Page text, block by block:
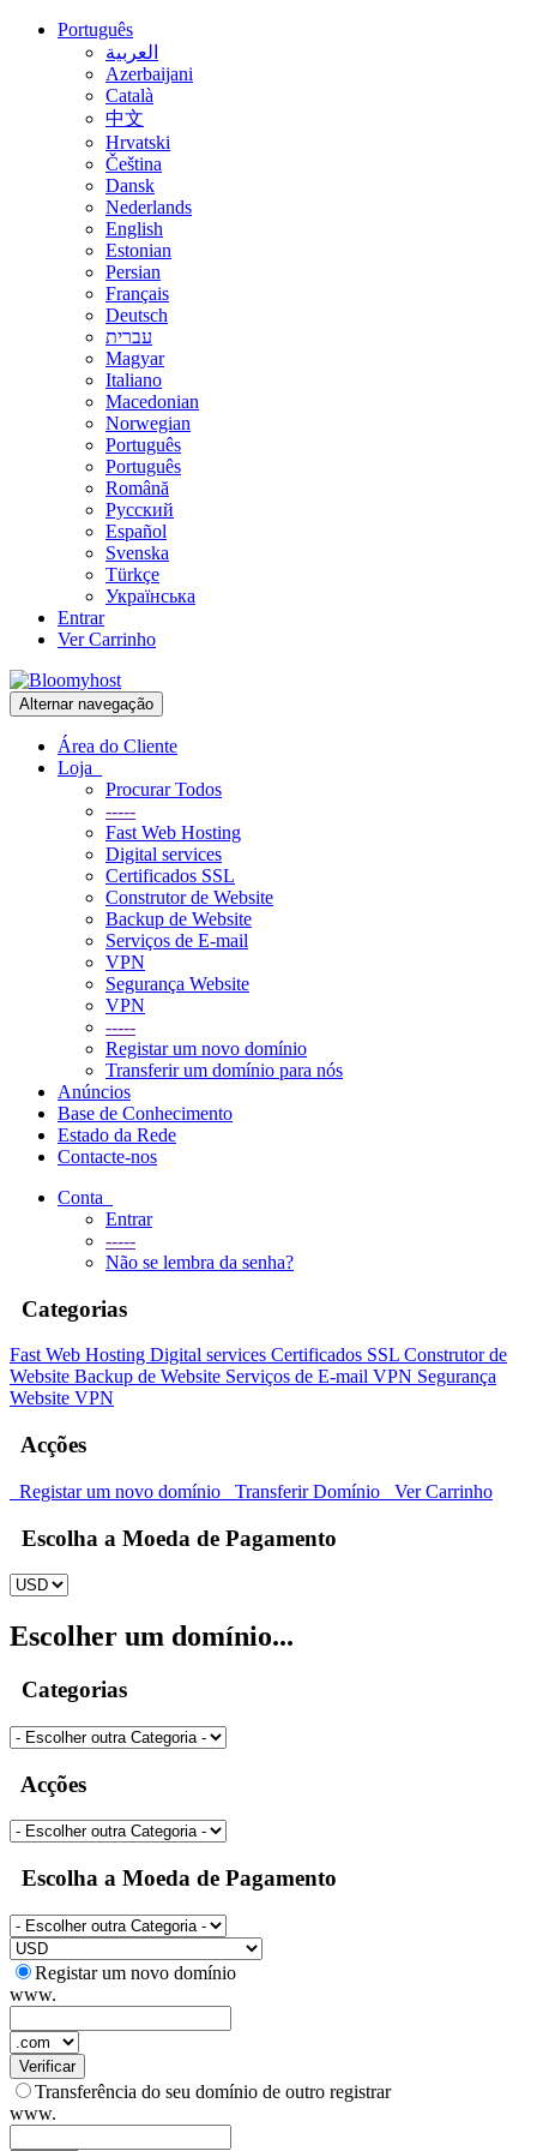
Português
العربية
Azerbaijani
Català
中文
Hrvatski
Čeština
Dansk
Nederlands
English
Estonian
Persian
Français
Deutsch
עברית
Magyar
Italiano
Macedonian
Norwegian
Português
Português
Română
Русский
Español
Svenska
Türkçe
Українська
Entrar
Ver Carrinho
Alternar navegação
Área do Cliente
Loja
Procurar Todos
-----
Fast Web Hosting
Digital services
Certificados SSL
Construtor de Website
Backup de Website
Serviços de E-mail
VPN
Segurança Website
VPN
-----
Registar um novo domínio
Transferir um domínio para nós
Anúncios
Base de Conhecimento
Estado da Rede
Contacte-nos
Conta
Entrar
-----
Não se lembra da senha?
Categorias
Fast Web Hosting Digital services Certificados SSL Construtor de
Website Backup de Website Serviços de E-mail VPN Segurança
Website VPN
Acções
Registar um novo domínio Transferir Domínio Ver Carrinho
Escolha a Moeda de Pagamento
Escolher um domínio...
Categorias
Acções
Escolha a Moeda de Pagamento
Registar um novo domínio
www.
Verificar
Transferência do seu domínio de outro registrar
www.